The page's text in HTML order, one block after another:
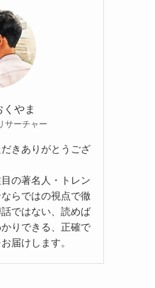
やま
サーチャー
きありがとうござ
の著名人・トレン
らではの視点で徹
ではない、読めば
かりできる、正確で
届けします。